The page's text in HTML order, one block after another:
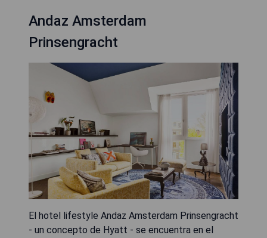
Andaz Amsterdam
Prinsengracht
El hotel lifestyle Andaz Amsterdam Prinsengracht
- un concepto de Hyatt - se encuentra en el